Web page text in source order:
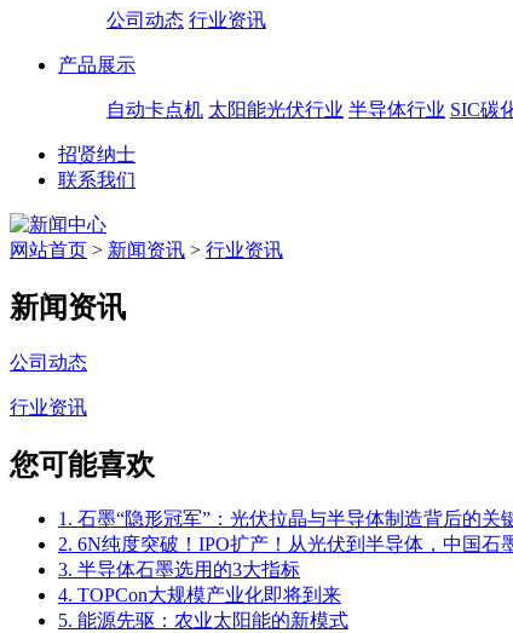
公司动态 行业资讯
产品展示
自动卡点机 太阳能光伏行业 半导体行业 SIC碳
招贤纳士
联系我们
网站首页 > 新闻资讯 > 行业资讯
新闻资讯
公司动态
行业资讯
您可能喜欢
1. 石墨“隐形冠军”：光伏拉晶与半导体制造背后的关
2. 6N纯度突破！IPO扩产！从光伏到半导体，中国石
3. 半导体石墨选用的3大指标
4. TOPCon大规模产业化即将到来
5. 能源先驱：农业太阳能的新模式